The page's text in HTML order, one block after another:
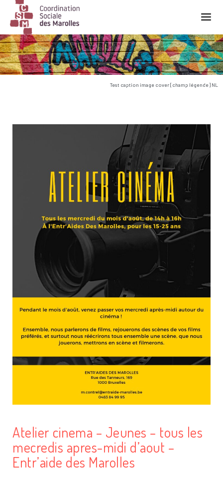
Main Navigation
Test caption image cover [champ légende] NL
Atelier cinema – Jeunes – tous les
mecredis apres-midi d’aout –
Entr’aide des Marolles